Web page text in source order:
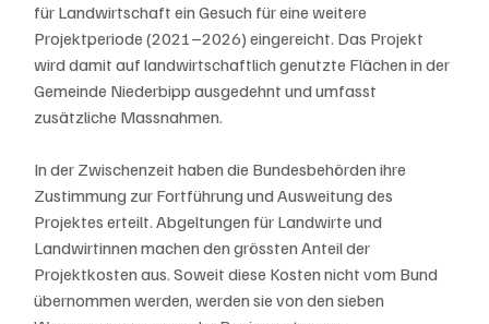
für Landwirtschaft ein Gesuch für eine weitere
Projektperiode (2021–2026) eingereicht. Das Projekt
wird damit auf landwirtschaftlich genutzte Flächen in der
Gemeinde Niederbipp ausgedehnt und umfasst
zusätzliche Massnahmen.
In der Zwischenzeit haben die Bundesbehörden ihre
Zustimmung zur Fortführung und Ausweitung des
Projektes erteilt. Abgeltungen für Landwirte und
Landwirtinnen machen den grössten Anteil der
Projektkosten aus. Soweit diese Kosten nicht vom Bund
übernommen werden, werden sie von den sieben